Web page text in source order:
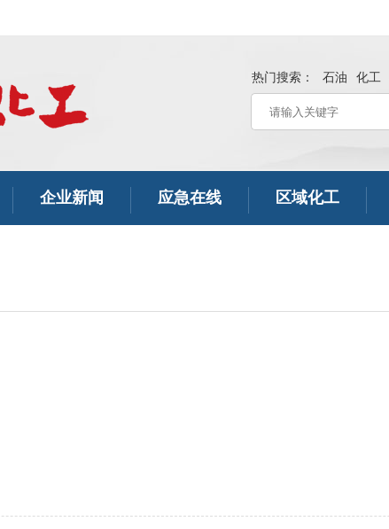
热门搜索： 石油 化工
企业新闻 应急在线 区域化工